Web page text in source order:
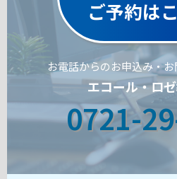
ご予約は
お電話からのお申込み・
エコール・ロ
0721-